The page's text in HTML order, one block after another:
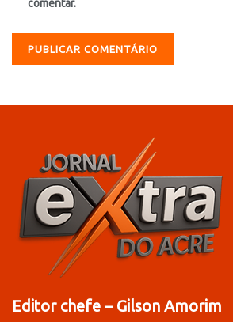
comentar.
Editor chefe – Gilson Amorim